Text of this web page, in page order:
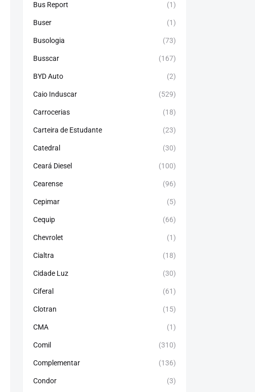
Bus Report (1)
Buser (1)
Busologia (73)
Busscar (167)
BYD Auto (2)
Caio Induscar (529)
Carrocerias (18)
Carteira de Estudante (23)
Catedral (30)
Ceará Diesel (100)
Cearense (96)
Cepimar (5)
Cequip (66)
Chevrolet (1)
Cialtra (18)
Cidade Luz (30)
Ciferal (61)
Clotran (15)
CMA (1)
Comil (310)
Complementar (136)
Condor (3)